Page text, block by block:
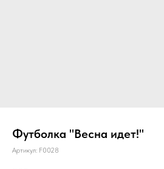
Футболка "Весна идет!"
Артикул: F0028